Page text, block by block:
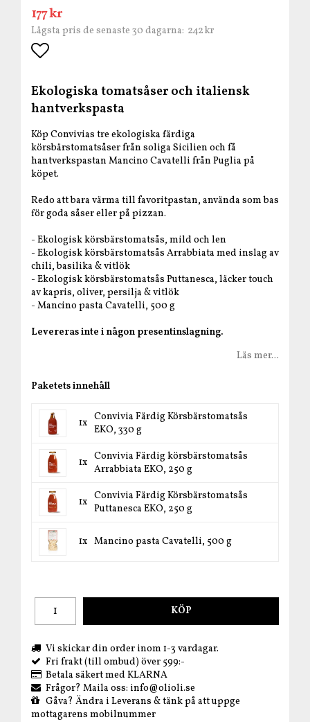
177 kr
Lägsta pris de senaste 30 dagarna 242 kr
Lägg till i favoritlistan
Ekologiska tomatsåser och italiensk
hantverkspasta
Köp Convivias tre ekologiska färdiga
körsbärstomatsåser från soliga Sicilien och få
hantverkspastan Mancino Cavatelli från Puglia på
köpet.
Redo att bara värma till favoritpastan, använda som bas
för goda såser eller på pizzan.
- Ekologisk körsbärstomatsås, mild och len
- Ekologisk körsbärstomatsås Arrabbiata med inslag av
chili, basilika & vitlök
- Ekologisk körsbärstomatsås Puttanesca, läcker touch
av kapris, oliver, persilja & vitlök
- Mancino pasta Cavatelli, 500 g
Levereras inte i någon presentinslagning.
Läs mer...
Paketets innehåll
1x Convivia Färdig Körsbärstomatsås
EKO, 330 g
1x Convivia Färdig körsbärstomatsås
Arrabbiata EKO, 250 g
1x Convivia Färdig Körsbärstomatsås
Puttanesca EKO, 250 g
1x Mancino pasta Cavatelli, 500 g
KÖP
Vi skickar din order inom 1-3 vardagar.
Fri frakt (till ombud) över 599:-
Betala säkert med KLARNA
Frågor? Maila oss: info@olioli.se
Gåva? Ändra i Leverans & tänk på att uppge
mottagarens mobilnummer